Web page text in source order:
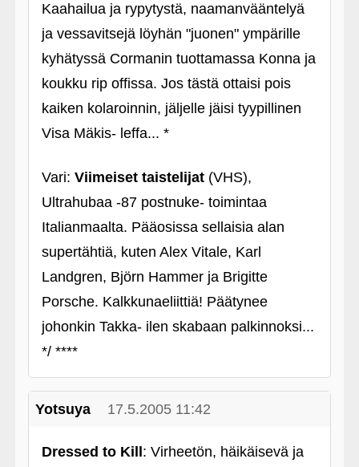
Kaahailua ja rypytystä, naamanvääntelyä
ja vessavitsejä löyhän "juonen" ympärille
kyhätyssä Cormanin tuottamassa Konna ja
koukku rip offissa. Jos tästä ottaisi pois
kaiken kolaroinnin, jäljelle jäisi tyypillinen
Visa Mäkis- leffa... *
Vari: Viimeiset taistelijat(VHS),
Ultrahubaa ‑87 postnuke- toimintaa
Italianmaalta. Pääosissa sellaisia alan
supertähtiä, kuten Alex Vitale, Karl
Landgren, Björn Hammer ja Brigitte
Porsche. Kalkkunaeliittiä! Päätynee
johonkin Takka- ilen skabaan palkinnoksi...
*/ ****
Yotsuya 17.5.2005 11:42
Dressed to Kill : Virheetön, häikäisevä ja